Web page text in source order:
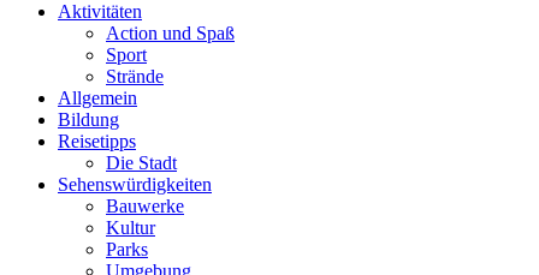
Aktivitäten
Action und Spaß
Sport
Strände
Allgemein
Bildung
Reisetipps
Die Stadt
Sehenswürdigkeiten
Bauwerke
Kultur
Parks